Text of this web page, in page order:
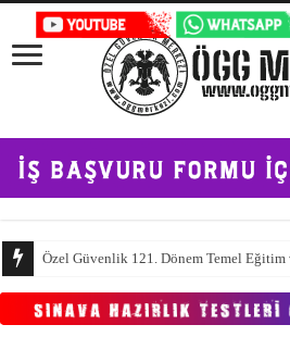
Özel Güvenlik 121. Dönem Temel Eğitim ve